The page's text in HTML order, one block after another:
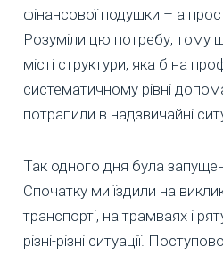
фінансової подушки – а
Розуміли цю потребу, тому
місті структури, яка б на
систематичному рівні
потрапили в надзвичайні
Так одного дня була
Спочатку ми їздили на
транспорті, на трамваях і
різні-різні ситуації.